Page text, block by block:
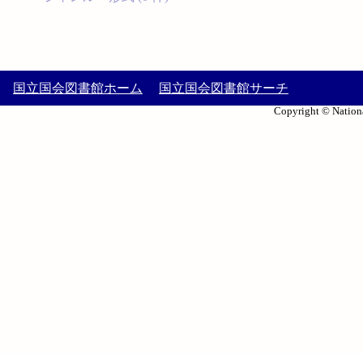
国立国会図書館ホーム 国立国会図書館サーチ
Copyright ©